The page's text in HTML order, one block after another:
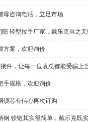
母咨询电话，立足市场
阳 轻型拉手厂家，戴乐克当之
方案，欢迎询价
件，让每一位袁总都能受骗上
手规格，欢迎询价
锁芯有信心再次订购
钢 铰链其实很简单，戴乐克既